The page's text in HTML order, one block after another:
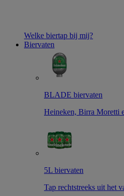
Welke biertap bij mij?
Biervaten
BLADE biervaten
Heineken, Birra Moretti
5L biervaten
Tap rechtstreeks uit het